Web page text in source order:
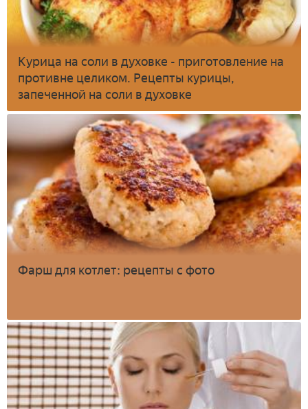
Курица на соли в духовке - приготовление на
противне целиком. Рецепты курицы,
запеченной на соли в духовке
Фарш для котлет: рецепты с фото